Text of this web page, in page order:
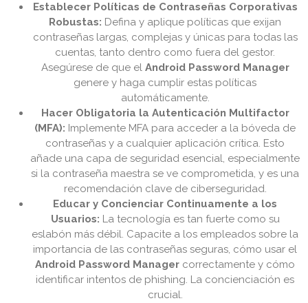
Establecer Políticas de Contraseñas Corporativas
Robustas: Defina y aplique políticas que exijan
contraseñas largas, complejas y únicas para todas las
cuentas, tanto dentro como fuera del gestor.
Asegúrese de que el Android Password Manager
genere y haga cumplir estas políticas
automáticamente.
Hacer Obligatoria la Autenticación Multifactor
(MFA): Implemente MFA para acceder a la bóveda de
contraseñas y a cualquier aplicación crítica. Esto
añade una capa de seguridad esencial, especialmente
si la contraseña maestra se ve comprometida, y es una
recomendación clave de ciberseguridad.
Educar y Concienciar Continuamente a los
Usuarios: La tecnología es tan fuerte como su
eslabón más débil. Capacite a los empleados sobre la
importancia de las contraseñas seguras, cómo usar el
Android Password Manager correctamente y cómo
identificar intentos de phishing. La concienciación es
crucial.